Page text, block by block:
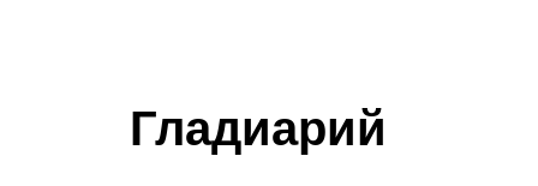
Гладиарий